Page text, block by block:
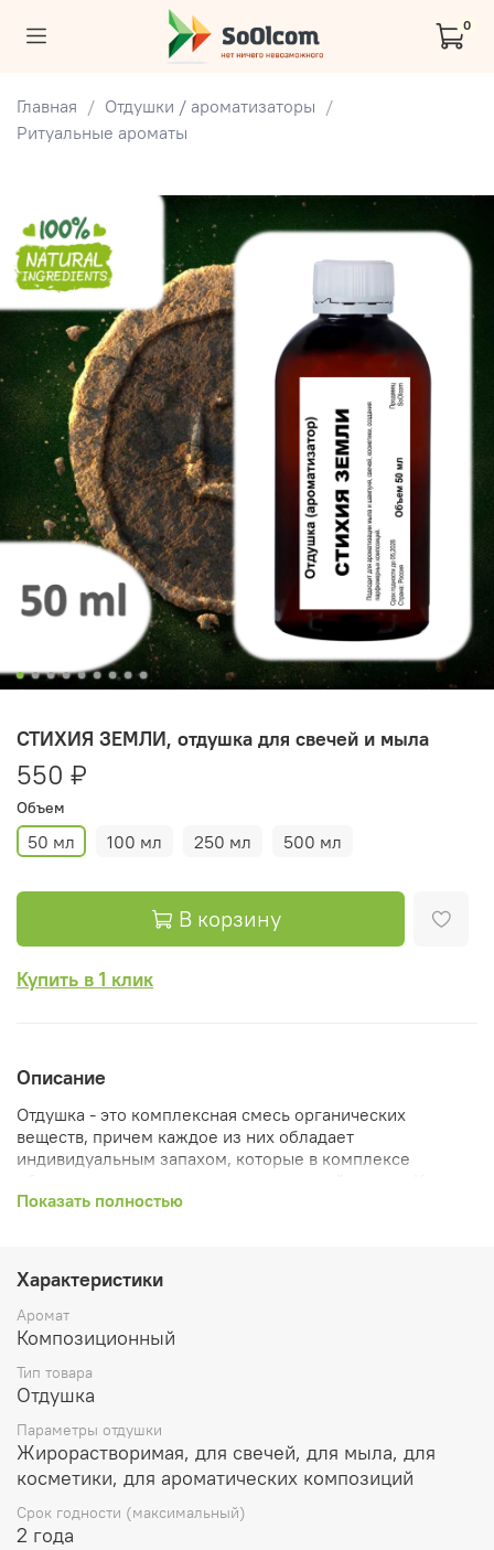
0
Главная
Отдушки / ароматизаторы
Ритуальные ароматы
СТИХИЯ ЗЕМЛИ, отдушка для свечей и мыла
550 ₽
Объем
50 мл 100 мл 250 мл 500 мл
В корзину
Купить в 1 клик
Описание
Отдушка - это комплексная смесь органических
веществ, причем каждое из них обладает
индивидуальным запахом, которые в комплексе
ароматических веществ, отдушка также содержит
(пропилен гликоль), и фиксатор, вводимый для
снижения летучести компонентов отдушки и
сохранения запаха в течение более долгого времени
(АромаФикс).
Рекомендуемая производителем концентрация: от 1 до
2,5 мл на 100 г конечного продукта (в данном случае от
20 до 50 капель)
Показать полностью
Характеристики
Аромат
Композиционный
Тип товара
Отдушка
Параметры отдушки
Жирорастворимая, для свечей, для мыла, для
косметики, для ароматических композиций
Срок годности (максимальный)
2 года